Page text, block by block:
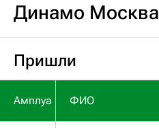
Динамо Москва
Пришли
Амплуа ФИО